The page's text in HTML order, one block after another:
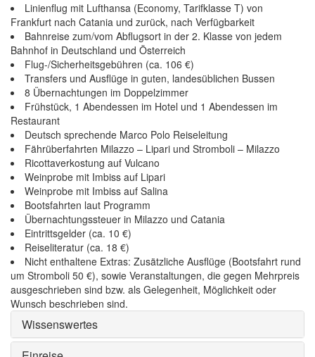
Linienflug mit Lufthansa (Economy, Tarifklasse T) von
Frankfurt nach Catania und zurück, nach Verfügbarkeit
Bahnreise zum/vom Abflugsort in der 2. Klasse von jedem
Bahnhof in Deutschland und Österreich
Flug-/Sicherheitsgebühren (ca. 106 €)
Transfers und Ausflüge in guten, landesüblichen Bussen
8 Übernachtungen im Doppelzimmer
Frühstück, 1 Abendessen im Hotel und 1 Abendessen im
Restaurant
Deutsch sprechende Marco Polo Reiseleitung
Fährüberfahrten Milazzo – Lipari und Stromboli – Milazzo
Ricottaverkostung auf Vulcano
Weinprobe mit Imbiss auf Lipari
Weinprobe mit Imbiss auf Salina
Bootsfahrten laut Programm
Übernachtungssteuer in Milazzo und Catania
Eintrittsgelder (ca. 10 €)
Reiseliteratur (ca. 18 €)
Nicht enthaltene Extras: Zusätzliche Ausflüge (Bootsfahrt rund
um Stromboli 50 €), sowie Veranstaltungen, die gegen Mehrpreis
ausgeschrieben sind bzw. als Gelegenheit, Möglichkeit oder
Wunsch beschrieben sind.
Wissenswertes